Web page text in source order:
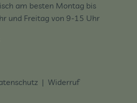
am besten Montag bis
und Freitag von 9-15 Uhr
www.oekokiste.de/
| Widerruf